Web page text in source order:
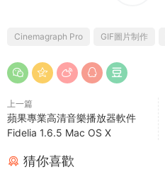
Cinemagraph Pro GIF圖片制作
上一篇
蘋果專業高清音樂播放器軟件
Fidelia 1.6.5 Mac OS X
猜你喜歡